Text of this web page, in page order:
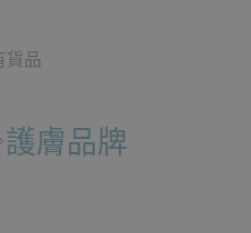
貨品
護膚品牌